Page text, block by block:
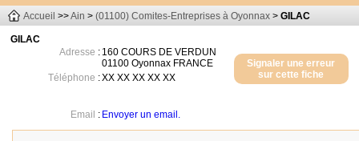
Accueil >>Ain > (01100) Comites-Entreprises à Oyonnax > GILAC
GILAC
Signaler une erreur
sur cette fiche
Adresse : 160 COURS DE VERDUN
01100 Oyonnax FRANCE
Téléphone :XX XX XX XX XX
Email : Envoyer un email.